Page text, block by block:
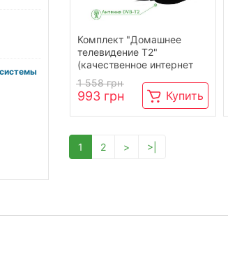
Комплект "Домашнее
телевидение Т2"
(качественное интернет
ТВ)
1 558 грн
993 грн Купить
1 2 > >|